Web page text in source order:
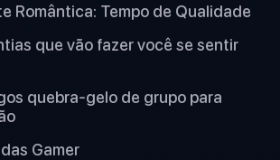
Romântica: Tempo de Qualidade
que vão fazer você se sentir
quebra-gelo de grupo para
Gamer